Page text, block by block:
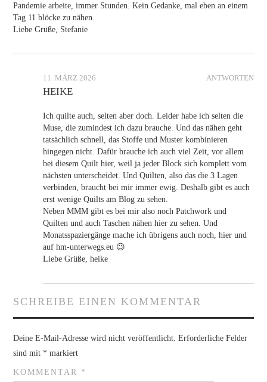
Pandemie arbeite, immer Stunden. Kein Gedanke, mal eben an einem
Tag 11 blöcke zu nähen.
Liebe Grüße, Stefanie
ANTWORTEN
11. MÄRZ 2026
HEIKE
Ich quilte auch, selten aber doch. Leider habe ich selten die
Muse, die zumindest ich dazu brauche. Und das nähen geht
tatsächlich schnell, das Stoffe und Muster kombinieren
hingegen nicht. Dafür brauche ich auch viel Zeit, vor allem
bei diesem Quilt hier, weil ja jeder Block sich komplett vom
nächsten unterscheidet. Und Quilten, also das die 3 Lagen
verbinden, braucht bei mir immer ewig. Deshalb gibt es auch
erst wenige Quilts am Blog zu sehen.
Neben MMM gibt es bei mir also noch Patchwork und
Quilten und auch Taschen nähen hier zu sehen. Und
Monatsspaziergänge mache ich übrigens auch noch, hier und
auf hm-unterwegs.eu 😉
Liebe Grüße, heike
SCHREIBE EINEN KOMMENTAR
Deine E-Mail-Adresse wird nicht veröffentlicht. Erforderliche Felder
sind mit* markiert
KOMMENTAR *